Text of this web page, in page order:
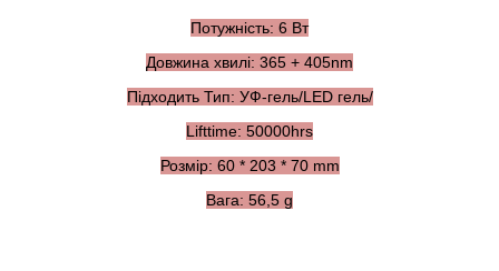
Потужність: 6 Вт
Довжина хвилі: 365 + 405nm
Підходить Тип: УФ-гель/LED гель/
Lifttime: 50000hrs
Розмір: 60 * 203 * 70 mm
Вага: 56,5 g